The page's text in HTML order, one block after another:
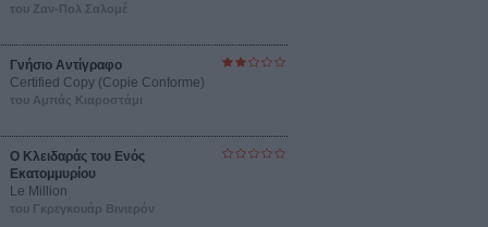
του Ζαν-Πολ Σαλομέ
Γνήσιο Αντίγραφο
Certified Copy (Copie Conforme)
του Αμπάς Κιαροστάμι
Ο Κλειδαράς του Ενός
Εκατομμυρίου
Le Million
του Γκρεγκουάρ Βινιερόν